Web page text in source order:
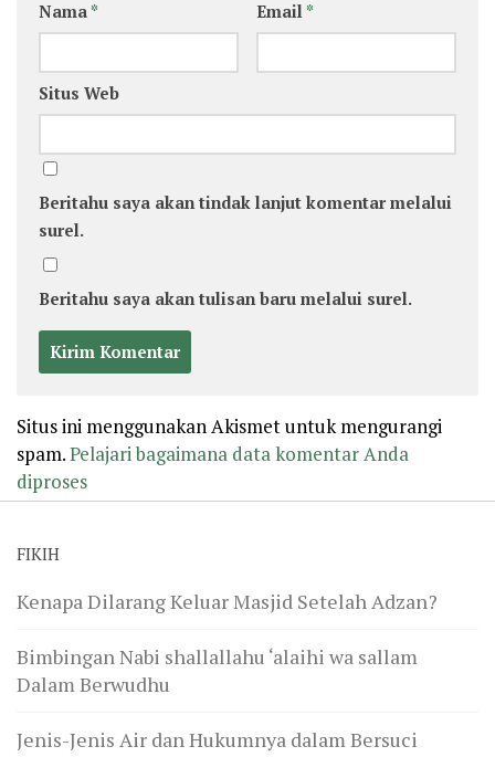
Nama * Email *
Situs Web
Beritahu saya akan tindak lanjut komentar melalui
surel.
Beritahu saya akan tulisan baru melalui surel.
Situs ini menggunakan Akismet untuk mengurangi
spam.Pelajari bagaimana data komentar Anda
diproses
FIKIH
Kenapa Dilarang Keluar Masjid Setelah Adzan?
Bimbingan Nabi shallallahu ‘alaihi wa sallam
Dalam Berwudhu
Jenis-Jenis Air dan Hukumnya dalam Bersuci